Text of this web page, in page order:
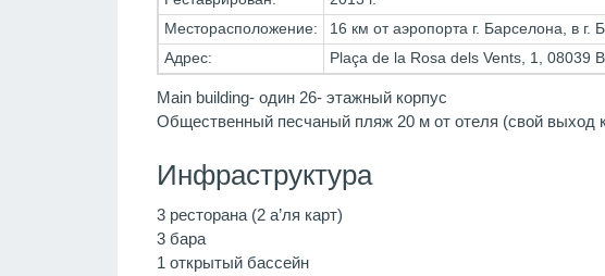
Месторасположение:
16 км от аэропорта г. Барселона, в г.
Адрес:
Plaça de la Rosa dels Vents, 1, 08039
Main building- один 26- этажный корпус
Общественный песчаный пляж 20 м от отеля (свой
Инфраструктура
3 ресторана (2 а’ля карт)
3 бара
1 открытый бассейн